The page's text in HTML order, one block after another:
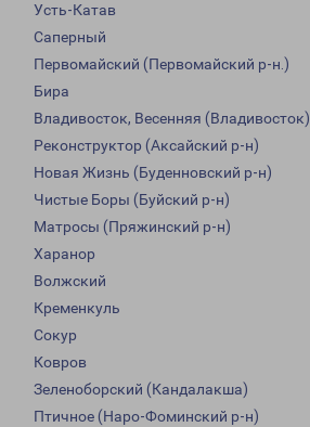
Усть-Катав
Саперный
Первомайский (Первомайский р-н.)
Бира
Владивосток, Весенняя (Владивосток)
Реконструктор (Аксайский р-н)
Новая Жизнь (Буденновский р-н)
Чистые Боры (Буйский р-н)
Матросы (Пряжинский р-н)
Харанор
Волжский
Кременкуль
Сокур
Ковров
Зеленоборский (Кандалакша)
Птичное (Наро-Фоминский р-н)